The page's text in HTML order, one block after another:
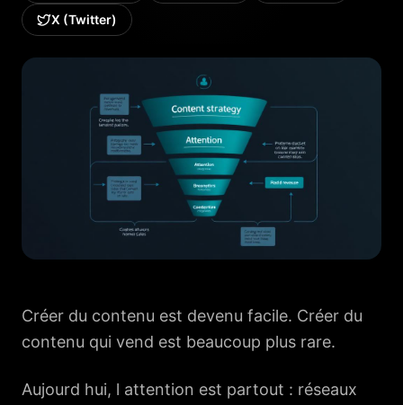
X (Twitter)
Créer du contenu est devenu facile. Créer du
contenu qui vend est beaucoup plus rare.
Aujourd hui, l attention est partout : réseaux